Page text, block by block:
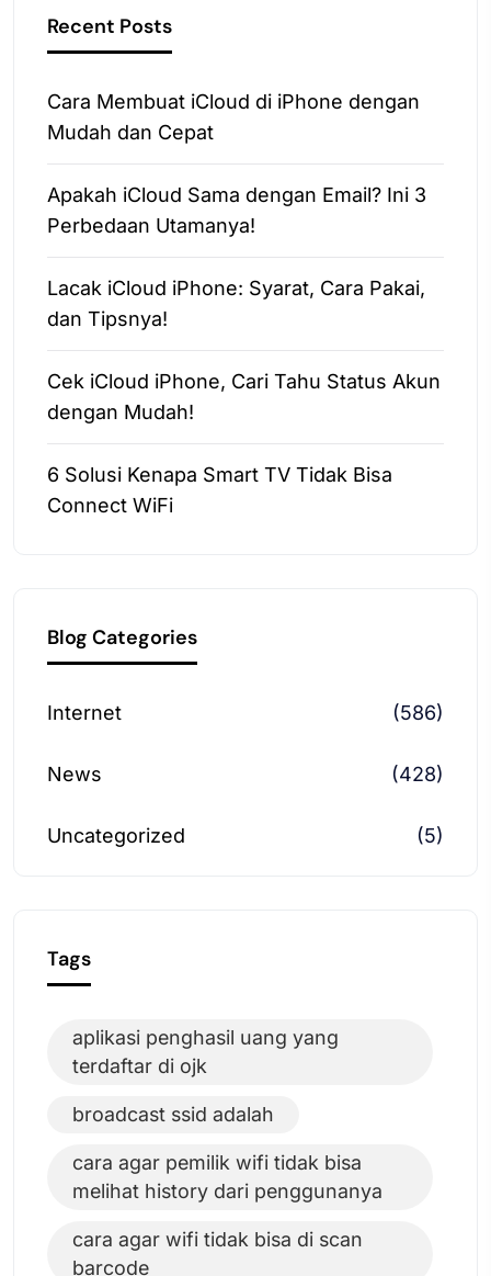
Recent Posts
Cara Membuat iCloud di iPhone dengan
Mudah dan Cepat
Apakah iCloud Sama dengan Email? Ini 3
Perbedaan Utamanya!
Lacak iCloud iPhone: Syarat, Cara Pakai,
dan Tipsnya!
Cek iCloud iPhone, Cari Tahu Status Akun
dengan Mudah!
6 Solusi Kenapa Smart TV Tidak Bisa
Connect WiFi
Blog Categories
Internet (586)
News (428)
Uncategorized (5)
Tags
aplikasi penghasil uang yang
terdaftar di ojk
broadcast ssid adalah
cara agar pemilik wifi tidak bisa
melihat history dari penggunanya
cara agar wifi tidak bisa di scan
barcode